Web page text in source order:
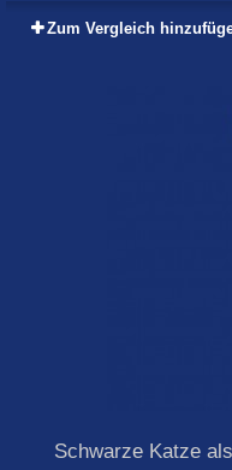
Zum Vergleich
Schwarze Katze